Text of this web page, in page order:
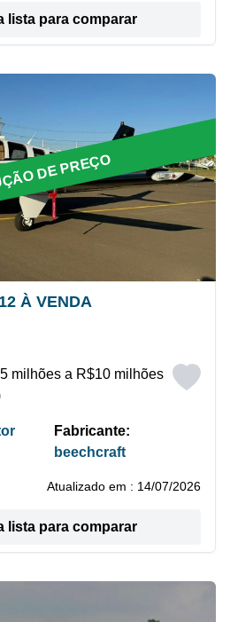
lista para comparar
DE PREÇO
À VENDA
milhões a R$10 milhões
Fabricante:
beechcraft
Atualizado em : 14/07/2026
lista para comparar